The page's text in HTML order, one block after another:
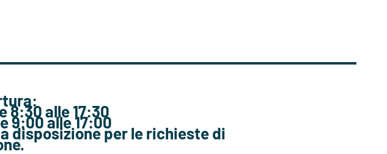
8:30 alle 17:30
9:00 alle 17:00
disposizione per le richieste di